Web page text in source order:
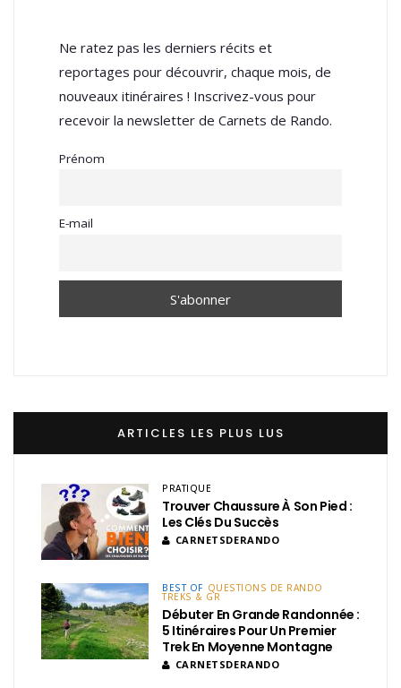
Ne ratez pas les derniers récits et
reportages pour découvrir, chaque mois, de
nouveaux itinéraires ! Inscrivez-vous pour
recevoir la newsletter de Carnets de Rando.
Prénom
E-mail
ARTICLES LES PLUS LUS
PRATIQUE
Trouver Chaussure À Son Pied :
Les Clés Du Succès
CARNETSDERANDO
BEST OF QUESTIONS DE RANDO
TREKS & GR
Débuter En Grande Randonnée :
5 Itinéraires Pour Un Premier
Trek En Moyenne Montagne
CARNETSDERANDO